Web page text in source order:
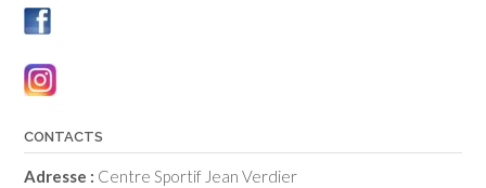
CONTACTS
Adresse : Centre Sportif Jean Verdier